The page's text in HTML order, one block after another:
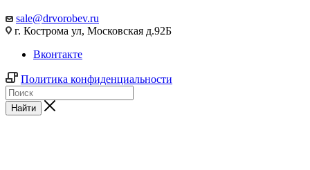
sale@drvorobev.ru
г. Кострома ул, Московская д.92Б
Вконтакте
Политика конфиденциальности
Найти